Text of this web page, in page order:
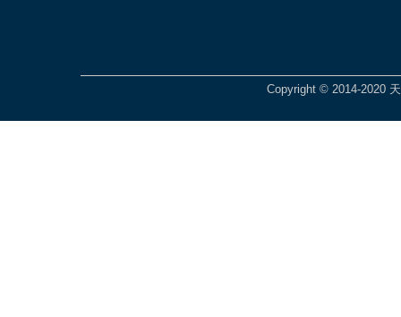
Copyright © 2014-2020